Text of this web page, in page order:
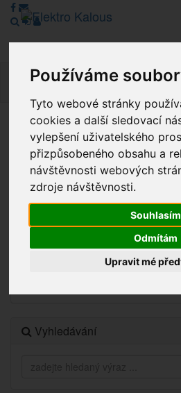
Používáme
Tyto webové stránky
cookies a další sledovací
vylepšení uživatelského
přizpůsobeného obsahu a
návštěvnosti webových
zdroje návštěvnosti.
Souhlasím
Odmítám
Upravit mé
Vážení zákazníci, v tuto chvíli je
režimu Katalogu. Objednávky on-
Děkujeme za pochopení.
Novinky
Vyhledávání